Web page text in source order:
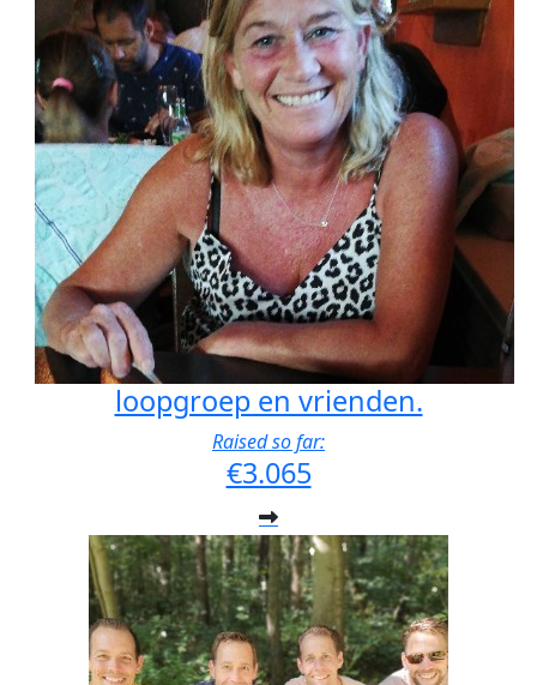
loopgroep en vrienden.
Raised so far:
€3.065